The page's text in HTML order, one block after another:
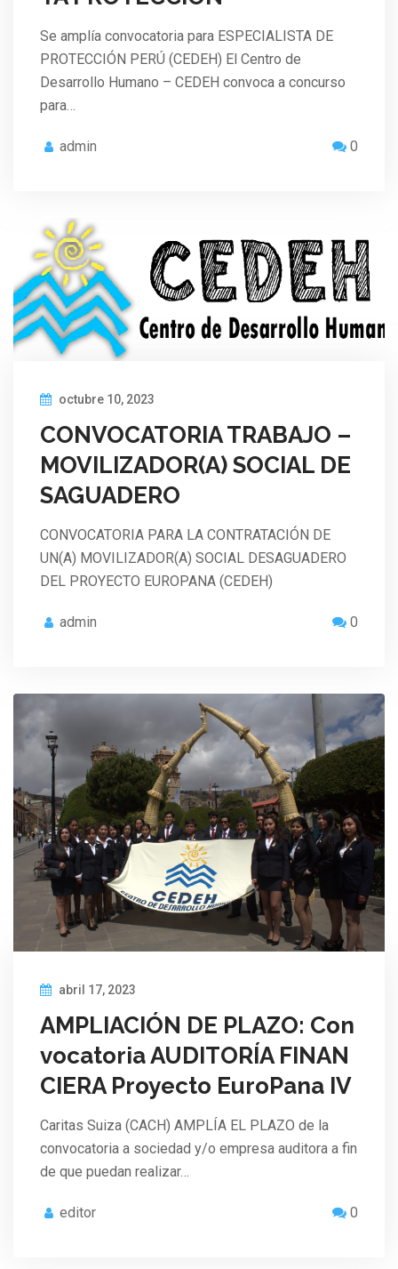
Se amplía convocatoria para ESPECIALISTA DE
PROTECCIÓN PERÚ (CEDEH) El Centro de
Desarrollo Humano – CEDEH convoca a concurso
para…
admin 0
octubre 10, 2023
CONVOCATORIA TRABAJO –
MOVILIZADOR(A) SOCIAL DE
SAGUADERO
CONVOCATORIA PARA LA CONTRATACIÓN DE
UN(A) MOVILIZADOR(A) SOCIAL DESAGUADERO
DEL PROYECTO EUROPANA (CEDEH)
admin 0
abril 17, 2023
AMPLIACIÓN DE PLAZO: Con
vocatoria AUDITORÍA FINAN
CIERA Proyecto EuroPana IV
Caritas Suiza (CACH) AMPLÍA EL PLAZO de la
convocatoria a sociedad y/o empresa auditora a fin
de que puedan realizar…
editor 0